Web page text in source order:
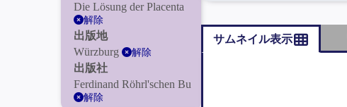
Die Lösung der Placenta
解除
出版地
Würzburg
解除
出版社
Ferdinand Röhrl'schen Bu
解除
サムネイル表示